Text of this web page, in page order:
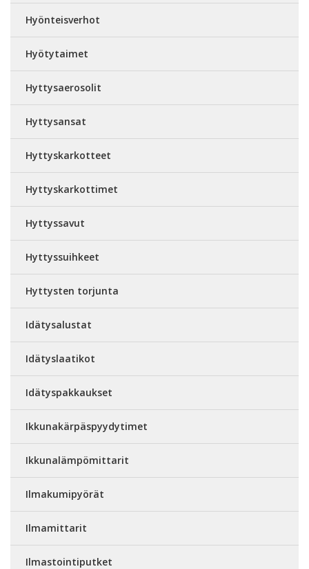
Hyönteisverhot
Hyötytaimet
Hyttysaerosolit
Hyttysansat
Hyttyskarkotteet
Hyttyskarkottimet
Hyttyssavut
Hyttyssuihkeet
Hyttysten torjunta
Idätysalustat
Idätyslaatikot
Idätyspakkaukset
Ikkunakärpäspyydytimet
Ikkunalämpömittarit
Ilmakumipyörät
Ilmamittarit
Ilmastointiputket